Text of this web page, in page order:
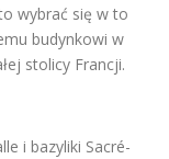
wybrać się w to
budynkowi w
stolicy Francji.
i bazyliki Sacré-